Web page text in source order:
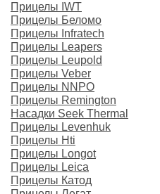
Прицелы IWT
Прицелы Беломо
Прицелы Infratech
Прицелы Leapers
Прицелы Leupold
Прицелы Veber
Прицелы NNPO
Прицелы Remington
Насадки Seek Thermal
Прицелы Levenhuk
Прицелы Hti
Прицелы Longot
Прицелы Leica
Прицелы Катод